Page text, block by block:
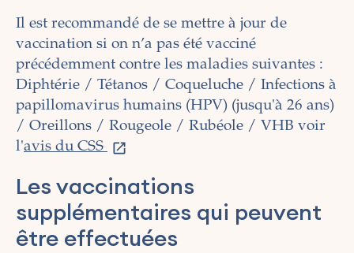
Il est recommandé de se mettre à jour de
vaccination si on n’a pas été vacciné
précédemment contre les maladies suivantes :
Diphtérie / Tétanos / Coqueluche / Infections à
papillomavirus humains (HPV) (jusqu'à 26 ans)
/ Oreillons / Rougeole / Rubéole / VHB voir
l'avis du CSS
Les vaccinations
supplémentaires qui peuvent
être effectuées